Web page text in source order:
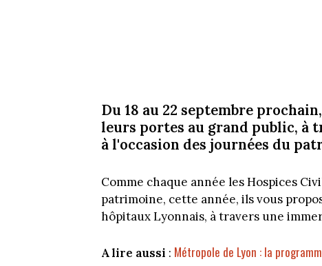
Du 18 au 22 septembre
leurs portes au grand public,
à l'occasion des journées du
Comme chaque année les Hospices
patrimoine, cette année, ils vous
hôpitaux Lyonnais, à travers une
A lire aussi : Métropole de Lyon : la